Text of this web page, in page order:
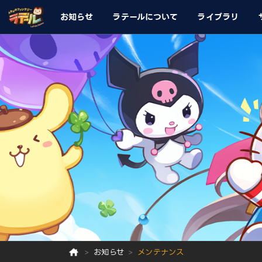
お知らせ ラテールについて ライブラリ
お知らせ メンテナンス